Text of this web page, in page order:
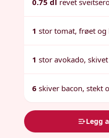
0.75 dl revet
1 stor tomat, frøet og
1 stor avokado, skivet
6 skiver bacon, stekt
Legg